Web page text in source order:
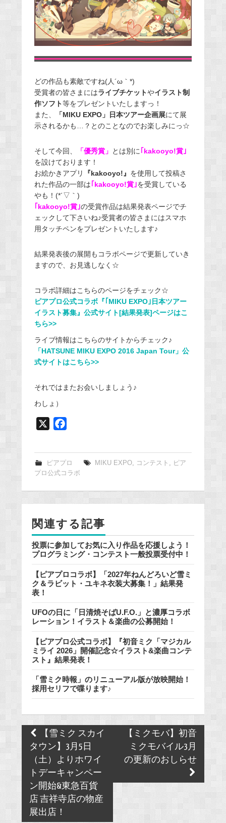
どの作品も素敵ですね(人´ω｀*)
受賞者の皆さまにはライブチケットやイラスト制
作ソフト等をプレゼントいたしますっ！
また、
「MIKU EXPO」日本ツアー企画展にて展
示されるかも…？とのことなのでお楽しみにっ☆
そして今回、 「優秀賞」 とは別に｢kakooyo!賞｣
を設けております！
お絵かきアプリ
『kakooyo!』 を使用して投稿さ
れた作品の一部は｢kakooyo!賞｣を受賞している
やも！(*´▽｀)
｢kakooyo!賞｣の受賞作品は結果発表ページでチ
ェックして下さいね♪受賞者の皆さまにはスマホ
用タッチペンをプレゼントいたします♪
結果発表後の展開もコラボページで更新していき
ますので、お見逃しなく☆
コラボ詳細はこちらのページをチェック☆
ピアプロ公式コラボ『｢MIKU EXPO｣日本ツアー
イラスト募集』公式サイト[結果発表]ページはこ
ちら>>
ライブ情報はこちらのサイトからチェック♪
「HATSUNE MIKU EXPO 2016 Japan Tour」公
式サイトはこちら>>
それではまたお会いしましょう♪
わしょ）
e
b
o
o
ピアプロ MIKU EXPO, コンテスト , ピア
プロ公式コラボ
関連する記事
投票に参加してお気に入り作品を応援しよう！
プログラミング・コンテスト一般投票受付中！
【ピアプロコラボ】「2027年ねんどろいど雪ミ
ク＆ラビット・ユキネ衣装大募集！」結果発
表！
UFOの日に「日清焼そばU.F.O.」と濃厚コラボ
レーション！イラスト＆楽曲の公募開始！
【ピアプロ公式コラボ】『初音ミク「マジカル
ミライ 2026」開催記念☆イラスト&楽曲コンテ
スト』結果発表！
「雪ミク時報」のリニューアル版が放映開始！
採用セリフで喋ります♪
Post
navigation
【雪ミク スカイ
タウン】3月5日
（土）よりホワイ
トデーキャンペー
ン開始&東急百貨
店 吉祥寺店の物産
展出店！
【ミクモバ】初音
ミクモバイル3月
の更新のおしらせ